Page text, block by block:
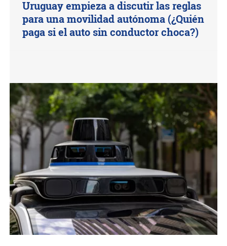
Uruguay empieza a discutir las reglas
para una movilidad autónoma (¿Quién
paga si el auto sin conductor choca?)